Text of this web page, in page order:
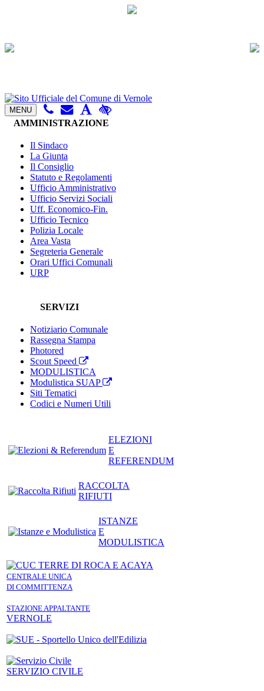
MENU
AMMINISTRAZIONE
Il Sindaco
La Giunta
Il Consiglio
Statuto e Regolamenti
Ufficio Amministrativo
Ufficio Servizi Sociali
Uff. Economico-Fin.
Ufficio Tecnico
Polizia Locale
Area Vasta
Segreteria Generale
Orari Uffici Comunali
URP
SERVIZI
Notiziario Comunale
Rassegna Stampa
Photored
Scout Speed
MODULISTICA
Modulistica SUAP
Siti Tematici
Codici e Numeri Utili
ELEZIONI
E
REFERENDUM
RACCOLTA
RIFIUTI
ISTANZE
E
MODULISTICA
CENTRALE UNICA
DI COMMITTENZA
STAZIONE APPALTANTE
VERNOLE
SERVIZIO CIVILE